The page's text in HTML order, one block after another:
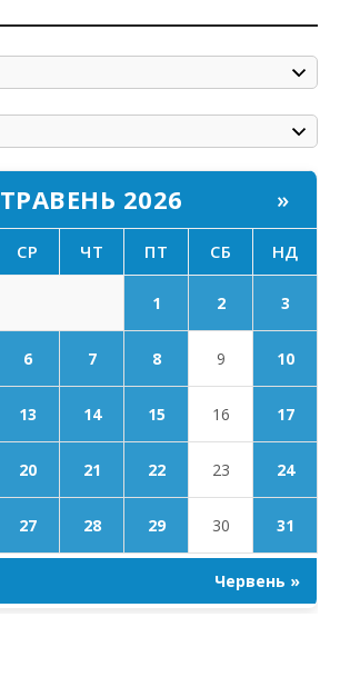
ТРАВЕНЬ 2026 »
СР ЧТ ПТ СБ НД
1 2 3
6 7 8 9 10
13 14 15 16 17
20 21 22 23 24
27 28 29 30 31
Червень »